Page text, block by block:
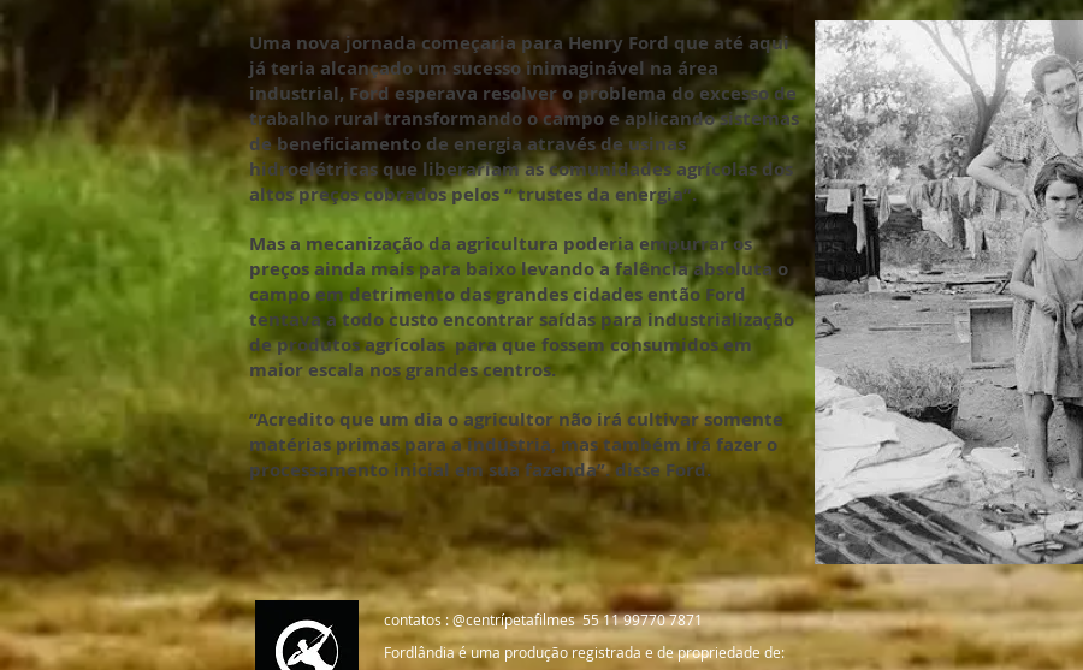
Uma nova jornada começaria para Henry Ford que até aqui
já teria alcançado um sucesso inimaginável na área
industrial, Ford esperava resolver o problema do excesso de
trabalho rural transformando o campo e aplicando sistemas
de beneficiamento de energia através de usinas
hidroelétricas que liberariam as comunidades agrícolas dos
altos preços cobrados pelos “ trustes da energia”.
Mas a mecanização da agricultura poderia empurrar os
preços ainda mais para baixo levando a falência absoluta o
campo em detrimento das grandes cidades então Ford
tentava a todo custo encontrar saídas para industrialização
de produtos agrícolas para que fossem consumidos em
maior escala nos grandes centros.
“Acredito que um dia o agricultor não irá cultivar somente
matérias primas para a indústria, mas também irá fazer o
processamento inicial em sua fazenda”. disse Ford.
contatos : @centrípetafilmes 55 11 99770 7871
Fordlândia é uma produção registrada e de propriedade de: